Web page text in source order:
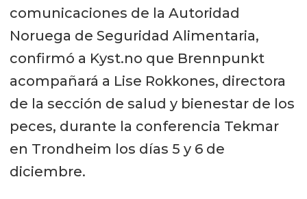
comunicaciones de la Autoridad
Noruega de Seguridad Alimentaria,
confirmó a Kyst.no que Brennpunkt
acompañará a Lise Rokkones, directora
de la sección de salud y bienestar de los
peces, durante la conferencia Tekmar
en Trondheim los días 5 y 6 de
diciembre.